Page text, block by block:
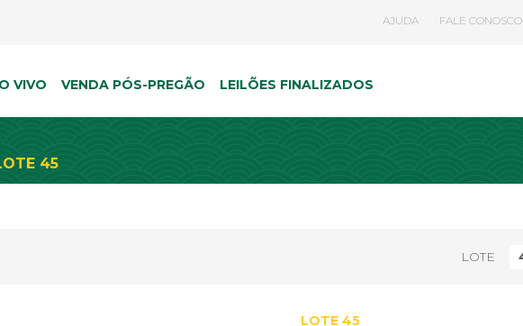
AJUDA FALE CONOSCO
VIVO VENDA PÓS-PREGÃO LEILÕES FINALIZADOS
45
LOTE
LOTE 45